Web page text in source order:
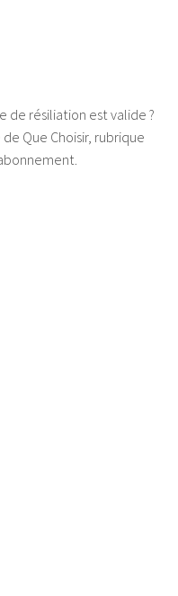
de résiliation est valide ?
Que Choisir, rubrique